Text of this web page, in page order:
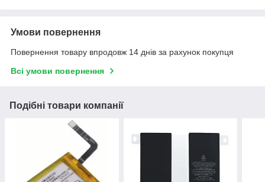
Умови повернення
Повернення товару впродовж 14 днів за рахунок покупця
Всі умови повернення
Подібні товари компанії